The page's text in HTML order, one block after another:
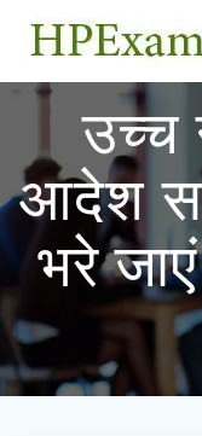
उच्च
आदेश
भरे